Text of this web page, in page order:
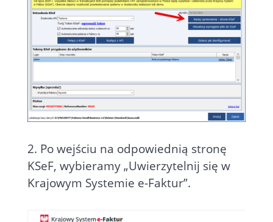
2. Po wejściu na odpowiednią stronę
KSeF, wybieramy „Uwierzytelnij się w
Krajowym Systemie e-Faktur”.